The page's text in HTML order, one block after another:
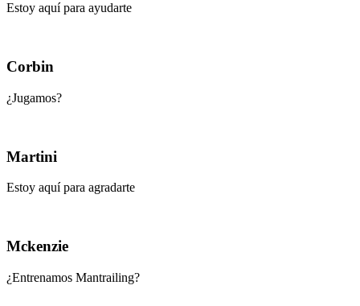
Estoy aquí para ayudarte
Corbin
¿Jugamos?
Martini
Estoy aquí para agradarte
Mckenzie
¿Entrenamos Mantrailing?